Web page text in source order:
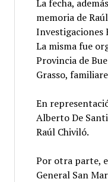
La fecha,
memoria de
Investigaciones
La misma fue
Provincia de
Grasso,
En
Alberto De
Raúl Chiviló.
Por otra parte,
General San